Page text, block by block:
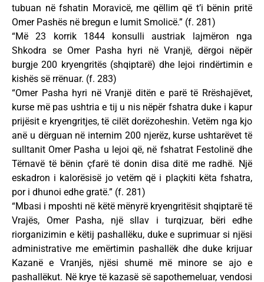
tubuan në fshatin Moravicë, me qëllim që t’i bënin pritë
Omer Pashës në bregun e lumit Smolicë.” (f. 281)
“Më 23 korrik 1844 konsulli austriak lajmëron nga
Shkodra se Omer Pasha hyri në Vranjë, dërgoi nëpër
burgje 200 kryengritës (shqiptarë) dhe lejoi rindërtimin e
kishës së rrënuar. (f. 283)
“Omer Pasha hyri në Vranjë ditën e parë të Rrëshajëvet,
kurse më pas ushtria e tij u nis nëpër fshatra duke i kapur
prijësit e kryengritjes, të cilët dorëzoheshin. Vetëm nga kjo
anë u dërguan në internim 200 njerëz, kurse ushtarëvet të
sulltanit Omer Pasha u lejoi që, në fshatrat Festolinë dhe
Tërnavë të bënin çfarë të donin disa ditë me radhë. Një
eskadron i kalorësisë jo vetëm që i plaçkiti këta fshatra,
por i dhunoi edhe gratë.” (f. 281)
“Mbasi i mposhti në këtë mënyrë kryengritësit shqiptarë të
Vrajës, Omer Pasha, një sllav i turqizuar, bëri edhe
riorganizimin e këtij pashallëku, duke e suprimuar si njësi
administrative me emërtimin pashallëk dhe duke krijuar
Kazanë e Vranjës, njësi shumë më minore se ajo e
pashallëkut. Në krye të kazasë së sapothemeluar, vendosi